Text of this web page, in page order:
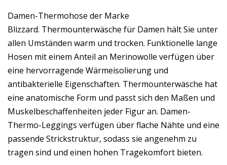
Damen-Thermohose der Marke
Blizzard. Thermounterwäsche für Damen hält Sie unter
allen Umständen warm und trocken. Funktionelle lange
Hosen mit einem Anteil an Merinowolle verfügen über
eine hervorragende Wärmeisolierung und
antibakterielle Eigenschaften. Thermounterwäsche hat
eine anatomische Form und passt sich den Maßen und
Muskelbeschaffenheiten jeder Figur an. Damen-
Thermo-Leggings verfügen über flache Nähte und eine
passende Strickstruktur, sodass sie angenehm zu
tragen sind und einen hohen Tragekomfort bieten.